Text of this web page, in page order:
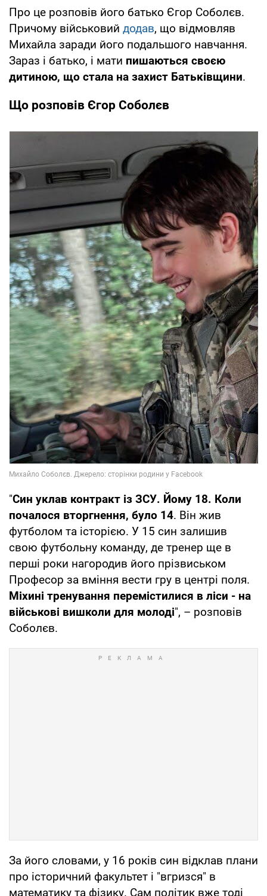
Про це розповів його батько Єгор Соболєв.
Причому військовий додав, що відмовляв
Михайла заради його подальшого навчання.
Зараз і батько, і мати пишаються своєю
дитиною, що стала на захист Батьківщини.
Що розповів Єгор Соболєв
"Син уклав контракт із ЗСУ. Йому 18. Коли
почалося вторгнення, було 14. Він жив
футболом та історією. У 15 син залишив
свою футбольну команду, де тренер ще в
перші роки нагородив його прізвиськом
Професор за вміння вести гру в центрі поля.
Міхині тренування перемістилися в ліси - на
військові вишколи для молоді", – розповів
Соболєв.
За його словами, у 16 років син відклав плани
про історичний факультет і "вгризся" в
математику та фізику. Сам політик вже тоді